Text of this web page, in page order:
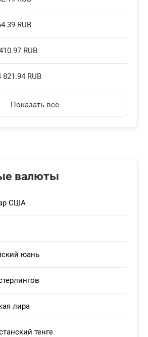
RUB
RUB
821.94 RUB
Показать все
валюты
США
юань
лира
тенге